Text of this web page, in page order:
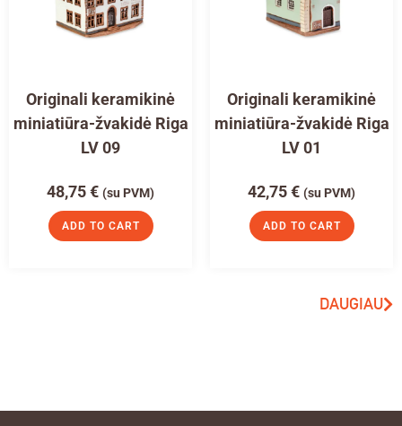
Originali keramikinė
miniatiūra-žvakidė Riga
LV 09
48,75€ (su PVM)
ADD TO CART
Originali keramikinė
miniatiūra-žvakidė Riga
LV 01
42,75€ (su PVM)
ADD TO CART
DAUGIAU